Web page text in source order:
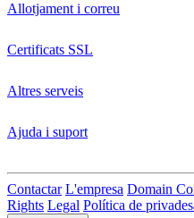
Allotjament i correu
Certificats SSL
Altres serveis
Ajuda i suport
Contactar L'empresa Domain
Rights Legal Política de